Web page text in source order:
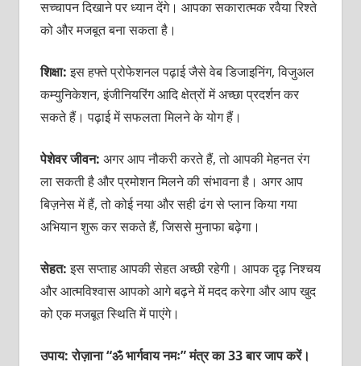
सच्चापन दिखाने पर ध्यान देंगे। आपका सकारात्मक रवैया रिश्ते
को और मजबूत बना सकता है।
शिक्षा:इस हफ्ते प्रोफेशनल पढ़ाई जैसे वेब डिजाइनिंग, विजुअल
कम्युनिकेशन, इंजीनियरिंग आदि क्षेत्रों में अच्छा प्रदर्शन कर
सकते हैं। पढ़ाई में सफलता मिलने के योग हैं।
पेशेवर जीवन: अगर आप नौकरी करते हैं, तो आपकी मेहनत रंग
ला सकती है और प्रमोशन मिलने की संभावना है। अगर आप
बिज़नेस में हैं, तो कोई नया और सही ढंग से प्लान किया गया
अभियान शुरू कर सकते हैं, जिससे मुनाफा बढ़ेगा।
सेहत:इस सप्ताह आपकी सेहत अच्छी रहेगी। आपक दृढ़ निश्चय
और आत्मविश्वास आपको आगे बढ़ने में मदद करेगा और आप खुद
को एक मजबूत स्थिति में पाएंगे।
उपाय: रोज़ाना “ॐ भार्गवायनमः” मंत्र का 33 बार जाप करें।